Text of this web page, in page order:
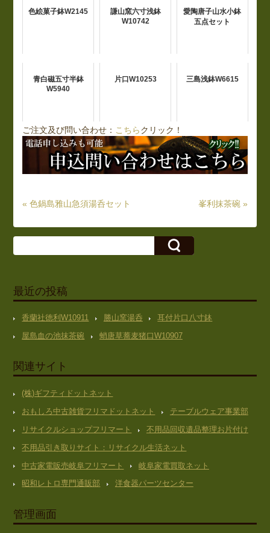
色絵菓子鉢W2145
謙山窯六寸浅鉢
W10742
愛陶唐子山水小鉢
五点セット
青白磁五寸半鉢
W5940
片口W10253 三島浅鉢W6615
ご注文及び問い合わせ： こちらクリック！
« 色鍋島雅山急須湯呑セット 峯利抹茶碗 »
最近の投稿
香蘭社徳利W10911 勝山窯湯呑
耳付片口八寸鉢
屋島血の池抹茶碗
蛸唐草蕎麦猪口W10907
関連サイト
(株)ギフティドットネット
おもしろ中古雑貨フリマドットネット
テーブルウェア事業部
リサイクルショップフリマート
不用品回収遺品整理お片付け
不用品引き取りサイト：リサイクル生活ネット
中古家電販売岐阜フリマート
岐阜家電買取ネット
昭和レトロ専門通販部
洋食器パーツセンター
管理画面